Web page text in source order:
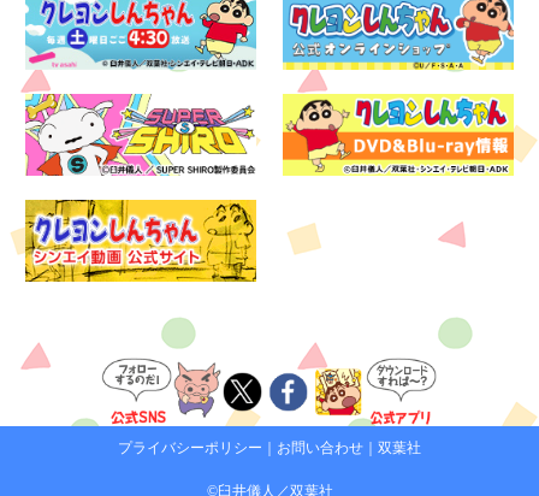
プライバシーポリシー お問い合わせ 双葉社
©臼井儀人／双葉社